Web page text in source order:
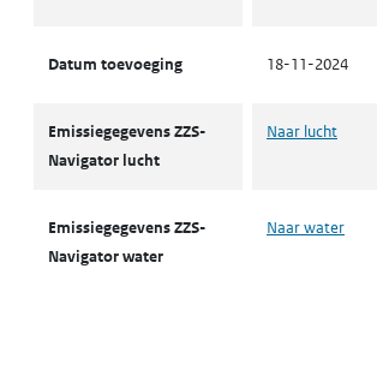
Datum toevoeging 18-11-2024
Emissiegegevens ZZS-
Navigator lucht
Naar lucht
Emissiegegevens ZZS-
Navigator water
Naar water